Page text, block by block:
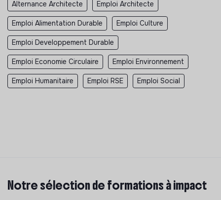
Alternance Architecte Emploi Architecte
Emploi Alimentation Durable Emploi Culture
Emploi Developpement Durable
Emploi Economie Circulaire Emploi Environnement
Emploi Humanitaire Emploi RSE Emploi Social
Notre sélection de formations à impact